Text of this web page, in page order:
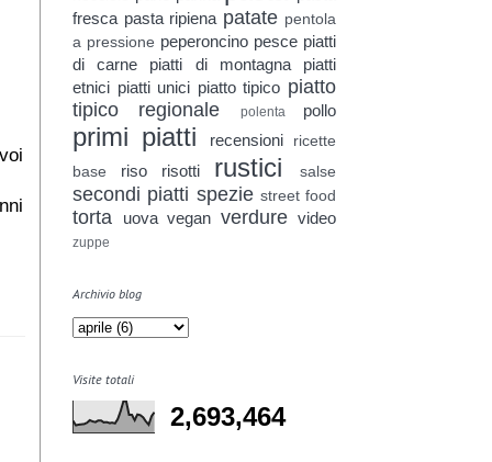
fresca pasta ripiena patate pentola
a pressione peperoncino pesce piatti
di carne
piatti di montagna
piatti
etnici piatti unici piatto tipico piatto
tipico regionale
polenta pollo
primi piatti recensioni
ricette
base
riso risotti rustici salse
secondi piatti spezie street food
torta uova vegan verdure video
zuppe
Archivio blog
Visite totali
2,693,464